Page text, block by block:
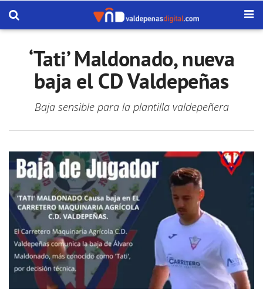
‘Tati’ Maldonado, nueva
baja el CD Valdepeñas
Baja sensible para la plantilla valdepeñera